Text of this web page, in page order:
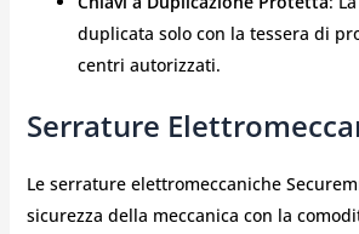
duplicata solo con la tessera di
centri autorizzati.
Serrature
Le serrature elettromeccaniche
sicurezza della meccanica con la